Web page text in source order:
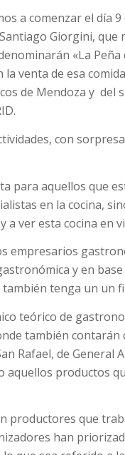
a comenzar el día
Giorgini,
«La
venta de esa
de Mendoza y del
con
para aquellos que
en la cocina,
a ver esta cocina en
empresarios
y en base
tenga un un
teórico de
también contarán
Rafael, de General
aquellos productos
productores que
han